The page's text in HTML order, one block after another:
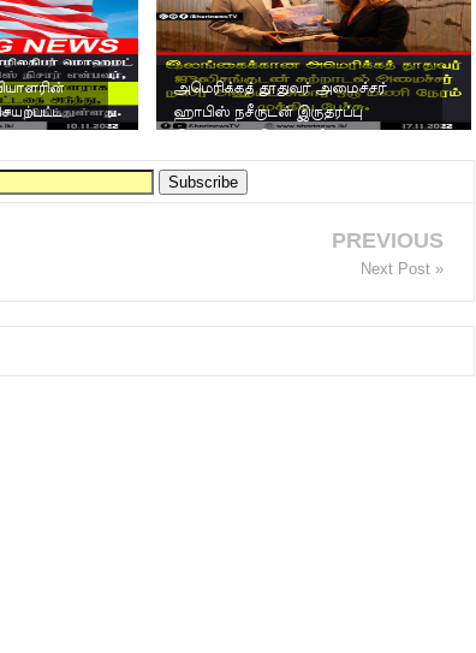
அமெரிக்கத் தூதுவர் அமைச்சர்
ஹாபிஸ் நசீருடன் இருதரப்பு
PREVIOUS
Next Post »